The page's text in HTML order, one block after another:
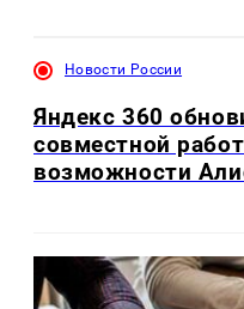
Новости России
Яндекс 360
совместной
возможности